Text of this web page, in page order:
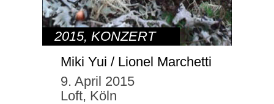
2015, KONZERT
Miki Yui / Lionel Marchetti
9. April 2015
Loft, Köln